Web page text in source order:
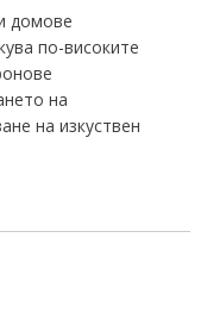
домове
по-високите
на
на изкуствен